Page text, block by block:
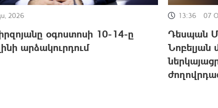
2026
օգոստոսի 10-14-ը
արձակուրդում
13:36 07
Դեսպան
Նոբելյան